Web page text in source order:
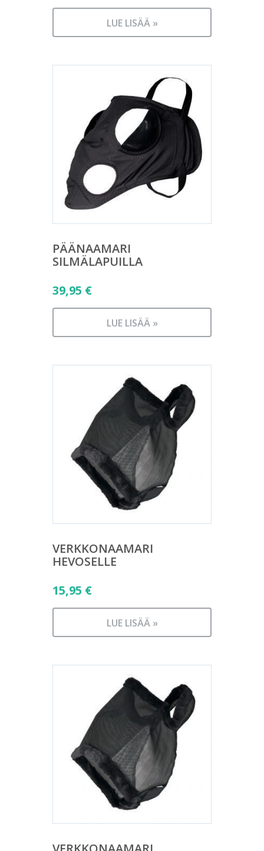
LUE LISÄÄ »
PÄÄNAAMARI
SILMÄLAPUILLA
39,95 €
LUE LISÄÄ »
VERKKONAAMARI
HEVOSELLE
15,95 €
LUE LISÄÄ »